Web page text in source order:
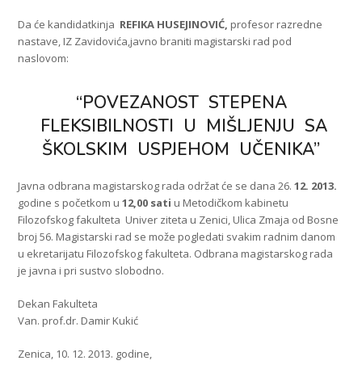
Da će kandidatkinja REFIKA HUSEJINOVIĆ, profesor razredne
nastave, IZ Zavidovića,javno braniti magistarski rad pod
naslovom:
“POVEZANOST STEPENA
FLEKSIBILNOSTI U MIŠLJENJU SA
ŠKOLSKIM USPJEHOM UČENIKA”
Javna odbrana magistarskog rada održat će se dana 26.12. 2013.
godine s početkom u12,00 sati u Metodičkom kabinetu
Filozofskog fakulteta Univer ziteta u Zenici, Ulica Zmaja od Bosne
broj 56. Magistarski rad se može pogledati svakim radnim danom
u ekretarijatu Filozofskog fakulteta. Odbrana magistarskog rada
je javna i pri sustvo slobodno.
Dekan Fakulteta
Van. prof.dr. Damir Kukić
Zenica, 10. 12. 2013. godine,